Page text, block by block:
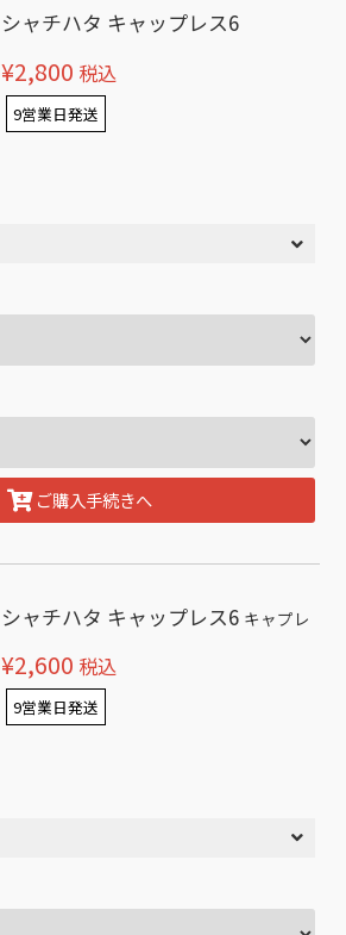
シャチハタ キャップレス6
¥2,800 税込
9営業日発送
ご購入手続きへ
シャチハタ キャップレス6 キャプレ
¥2,600 税込
9営業日発送